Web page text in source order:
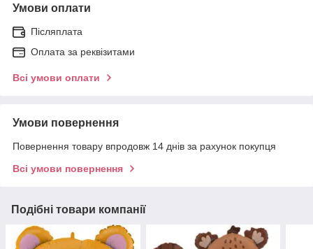
Умови оплати
Післяплата
Оплата за реквізитами
Всі умови оплати
Умови повернення
Повернення товару впродовж 14 днів за рахунок покупця
Всі умови повернення
Подібні товари компанії